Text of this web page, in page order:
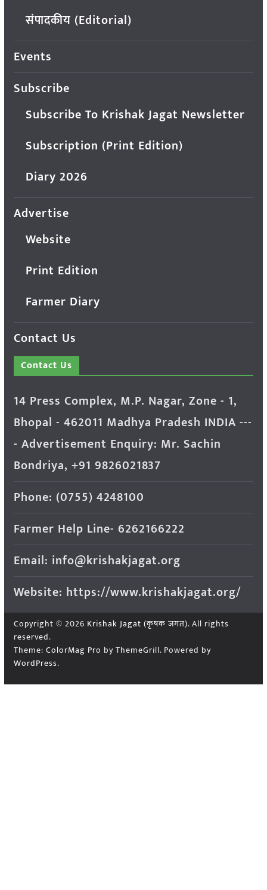
संपादकीय (Editorial)
Events
Subscribe
Subscribe To Krishak Jagat Newsletter
Subscription (Print Edition)
Diary 2026
Advertise
Website
Print Edition
Farmer Diary
Contact Us
Contact Us
14 Press Complex, M.P. Nagar, Zone - 1,
Bhopal - 462011 Madhya Pradesh INDIA ---
- Advertisement Enquiry: Mr. Sachin
Bondriya, +91 9826021837
Phone: (0755) 4248100
Farmer Help Line- 6262166222
Email: info@krishakjagat.org
Website: https://www.krishakjagat.org/
Copyright © 2026 Krishak Jagat (कृषक जगत). All rights
reserved.
Theme: ColorMag Pro by ThemeGrill. Powered by
WordPress.